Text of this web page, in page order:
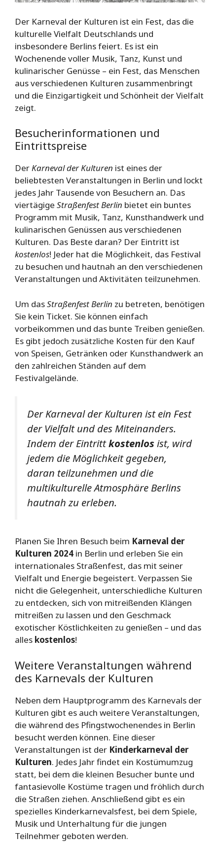
Der Karneval der Kulturen ist ein Fest, das die
kulturelle Vielfalt Deutschlands und
insbesondere Berlins feiert. Es ist ein
Wochenende voller Musik, Tanz, Kunst und
kulinarischer Genüsse – ein Fest, das Menschen
aus verschiedenen Kulturen zusammenbringt
und die Einzigartigkeit und Schönheit der Vielfalt
zeigt.
Besucherinformationen und
Eintrittspreise
DerKarneval der Kulturen ist eines der
beliebtesten Veranstaltungen in Berlin und lockt
jedes Jahr Tausende von Besuchern an. Das
viertägige Straßenfest Berlin bietet ein buntes
Programm mit Musik, Tanz, Kunsthandwerk und
kulinarischen Genüssen aus verschiedenen
Kulturen. Das Beste daran? Der Eintritt ist
kostenlos! Jeder hat die Möglichkeit, das Festival
zu besuchen und hautnah an den verschiedenen
Veranstaltungen und Aktivitäten teilzunehmen.
Um dasStraßenfest Berlin zu betreten, benötigen
Sie kein Ticket. Sie können einfach
vorbeikommen und das bunte Treiben genießen.
Es gibt jedoch zusätzliche Kosten für den Kauf
von Speisen, Getränken oder Kunsthandwerk an
den zahlreichen Ständen auf dem
Festivalgelände.
Der Karneval der Kulturen ist ein Fest
der Vielfalt und des Miteinanders.
Indem der Eintrittkostenlos ist, wird
jedem die Möglichkeit gegeben,
daran teilzunehmen und die
multikulturelle Atmosphäre Berlins
hautnah zu erleben.
Planen Sie Ihren Besuch beim Karneval der
Kulturen 2024 in Berlin und erleben Sie ein
internationales Straßenfest, das mit seiner
Vielfalt und Energie begeistert. Verpassen Sie
nicht die Gelegenheit, unterschiedliche Kulturen
zu entdecken, sich von mitreißenden Klängen
mitreißen zu lassen und den Geschmack
exotischer Köstlichkeiten zu genießen – und das
alles kostenlos!
Weitere Veranstaltungen während
des Karnevals der Kulturen
Neben dem Hauptprogramm des Karnevals der
Kulturen gibt es auch weitere Veranstaltungen,
die während des Pfingstwochenendes in Berlin
besucht werden können. Eine dieser
Veranstaltungen ist der Kinderkarneval der
Kulturen. Jedes Jahr findet ein Kostümumzug
statt, bei dem die kleinen Besucher bunte und
fantasievolle Kostüme tragen und fröhlich durch
die Straßen ziehen. Anschließend gibt es ein
spezielles Kinderkarnevalsfest, bei dem Spiele,
Musik und Unterhaltung für die jungen
Teilnehmer geboten werden.